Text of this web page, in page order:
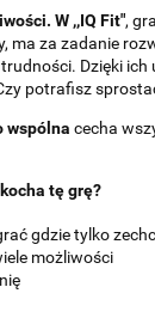
W ,,IQ Fit",
ma za zadanie
Dzięki ich
potrafisz
wspólna cecha
tę grę?
gdzie tylko
możliwości